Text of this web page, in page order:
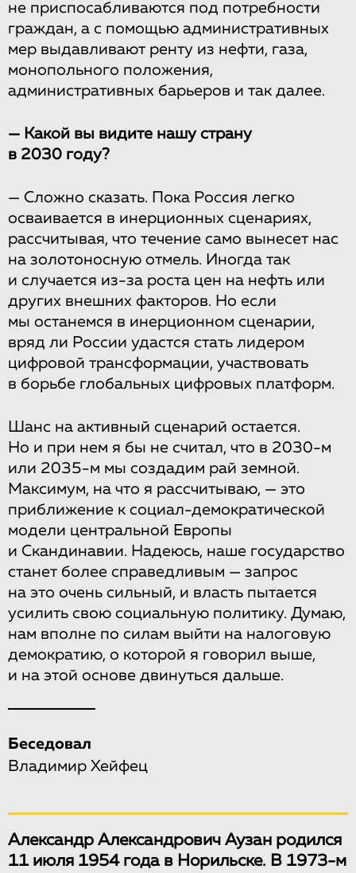
не приспосабливаются под потребности
граждан, а с помощью административных
мер выдавливают ренту из нефти, газа,
монопольного положения,
административных барьеров и так далее.
— Какой вы видите нашу страну
в 2030 году?
— Сложно сказать. Пока Россия легко
осваивается в инерционных сценариях,
рассчитывая, что течение само вынесет нас
на золотоносную отмель. Иногда так
и случается из-за роста цен на нефть или
других внешних факторов. Но если
мы останемся в инерционном сценарии,
вряд ли России удастся стать лидером
цифровой трансформации, участвовать
в борьбе глобальных цифровых платформ.
Шанс на активный сценарий остается.
Но и при нем я бы не считал, что в 2030-м
или 2035-м мы создадим рай земной.
Максимум, на что я рассчитываю, — это
приближение к социал-демократической
модели центральной Европы
и Скандинавии. Надеюсь, наше государство
станет более справедливым — запрос
на это очень сильный, и власть пытается
усилить свою социальную политику. Думаю,
нам вполне по силам выйти на налоговую
демократию, о которой я говорил выше,
и на этой основе двинуться дальше.
Беседовал
Владимир Хейфец
Александр Александрович Аузан родился
11 июля 1954 года в Норильске. В 1973-м